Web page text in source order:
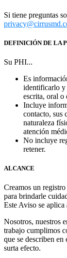
Si tiene preguntas
DEFINICIÓN DE LA
Su PHI...
Es
identificarlo y
escrita, oral o
Incluye
contacto, sus
naturaleza
atención
No incluye
retener.
ALCANCE
Creamos un
para brindarle
Este Aviso se
Nosotros, nuestros
trabajo cumplimos
que se describen
surta efecto.